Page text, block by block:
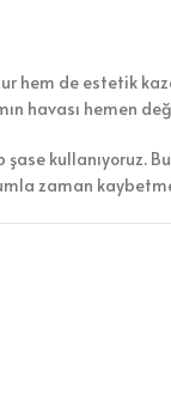
hem de estetik
havası hemen
şase
zaman